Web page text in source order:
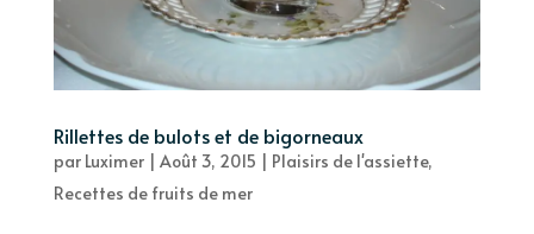
Rillettes de bulots et de bigorneaux
par Luximer| Août 3, 2015 | Plaisirs de l'assiette,
Recettes de fruits de mer